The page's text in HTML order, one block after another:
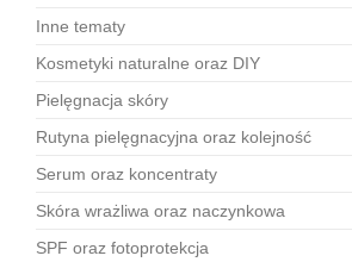
Inne tematy
Kosmetyki naturalne oraz DIY
Pielęgnacja skóry
Rutyna pielęgnacyjna oraz kolejność
Serum oraz koncentraty
Skóra wrażliwa oraz naczynkowa
SPF oraz fotoprotekcja